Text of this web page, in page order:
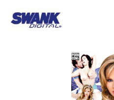
Bildergalerie überspringen